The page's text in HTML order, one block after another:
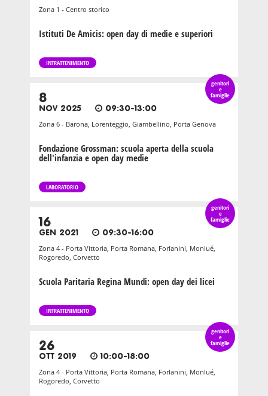
Zona 1 - Centro storico
Istituti De Amicis: open day di medie e superiori
INTRATTENIMENTO
genitori
e
famiglie
8
NOV 2025 09:30-13:00
Zona 6 - Barona, Lorenteggio, Giambellino, Porta Genova
Fondazione Grossman: scuola aperta della scuola
dell'infanzia e open day medie
LABORATORIO
genitori
e
famiglie
16
GEN 2021 09:30-16:00
Zona 4 - Porta Vittoria, Porta Romana, Forlanini, Monlué,
Rogoredo, Corvetto
Scuola Paritaria Regina Mundi: open day dei licei
INTRATTENIMENTO
genitori
e
famiglie
26
OTT 2019 10:00-18:00
Zona 4 - Porta Vittoria, Porta Romana, Forlanini, Monlué,
Rogoredo, Corvetto